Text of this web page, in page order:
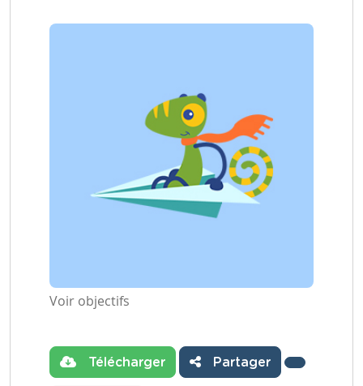
Voir objectifs
Télécharger Partager